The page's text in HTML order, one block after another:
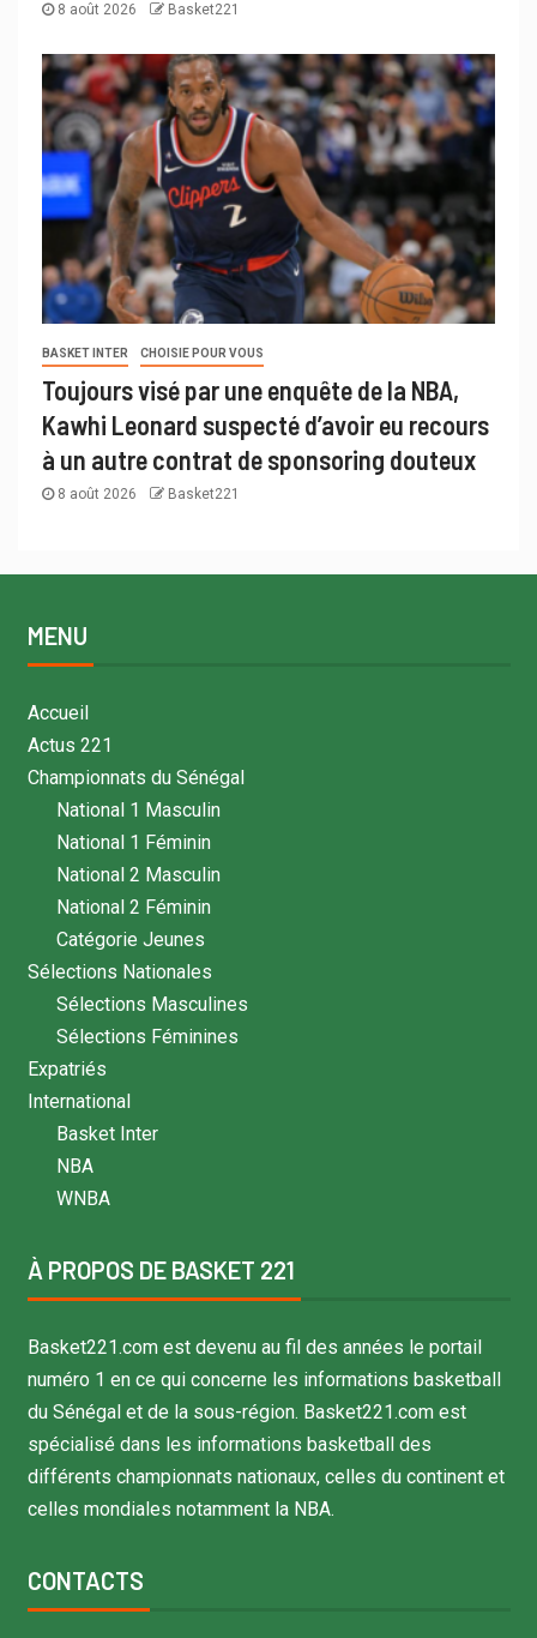
8 août 2026 Basket221
BASKET INTER CHOISIE POUR VOUS
Toujours visé par une enquête de la NBA,
Kawhi Leonard suspecté d’avoir eu recours
à un autre contrat de sponsoring douteux
8 août 2026 Basket221
MENU
Accueil
Actus 221
Championnats du Sénégal
National 1 Masculin
National 1 Féminin
National 2 Masculin
National 2 Féminin
Catégorie Jeunes
Sélections Nationales
Sélections Masculines
Sélections Féminines
Expatriés
International
Basket Inter
NBA
WNBA
À PROPOS DE BASKET 221
Basket221.com est devenu au fil des années le portail
numéro 1 en ce qui concerne les informations basketball
du Sénégal et de la sous-région. Basket221.com est
spécialisé dans les informations basketball des
différents championnats nationaux, celles du continent et
celles mondiales notamment la NBA.
CONTACTS